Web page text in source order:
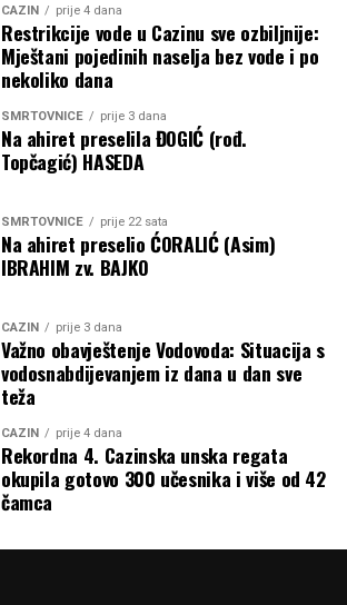
CAZIN prije 4 dana
Restrikcije vode u Cazinu sve ozbiljnije:
Mještani pojedinih naselja bez vode i po
nekoliko dana
SMRTOVNICE prije 3 dana
Na ahiret preselila ĐOGIĆ (rođ.
Topčagić) HASEDA
SMRTOVNICE prije 22 sata
Na ahiret preselio ĆORALIĆ (Asim)
IBRAHIM zv. BAJKO
CAZIN prije 3 dana
Važno obavještenje Vodovoda: Situacija s
vodosnabdijevanjem iz dana u dan sve
teža
CAZIN prije 4 dana
Rekordna 4. Cazinska unska regata
okupila gotovo 300 učesnika i više od 42
čamca